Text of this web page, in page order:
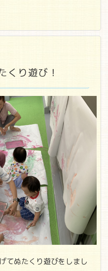
くり遊び！
てぬたくり遊びをしまし